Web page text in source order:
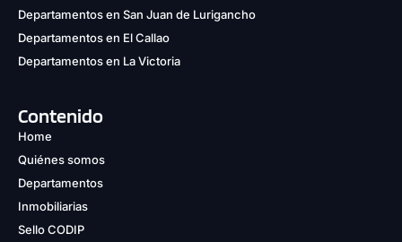
Departamentos en San Juan de Lurigancho
Departamentos en El Callao
Departamentos en La Victoria
Contenido
Home
Quiénes somos
Departamentos
Inmobiliarias
Sello CODIP